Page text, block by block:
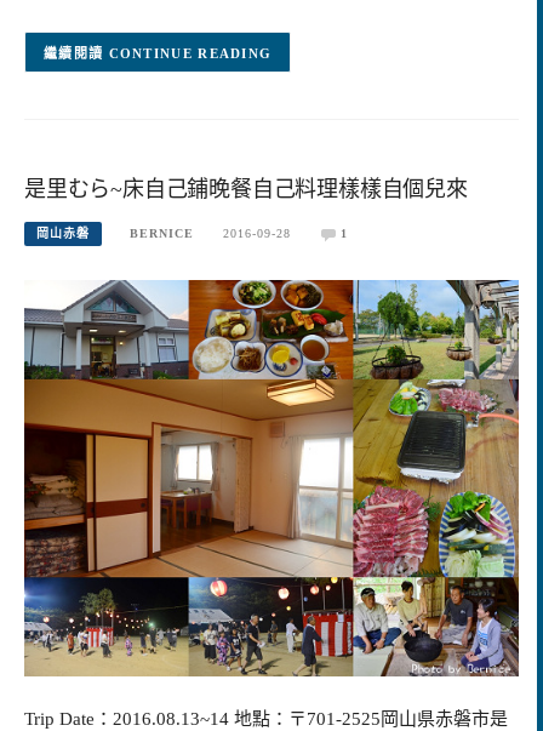
CONTINUE READING
是里むら~床自己鋪晚餐自己料理樣樣自個兒來
岡山赤磐 BERNICE 2016-09-28 1
Trip Date：2016.08.13~14 地點：〒701-2525岡山県赤磐市是